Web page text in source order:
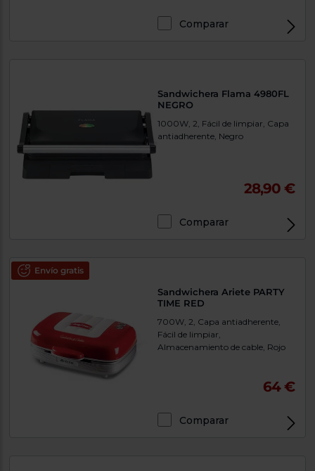
Comparar
Sandwichera Flama 4980FL
NEGRO
1000W, 2, Fácil de limpiar, Capa
antiadherente, Negro
28,90 €
Comparar
Envío gratis
Sandwichera Ariete PARTY
TIME RED
700W, 2, Capa antiadherente,
Fácil de limpiar,
Almacenamiento de cable, Rojo
64 €
Comparar